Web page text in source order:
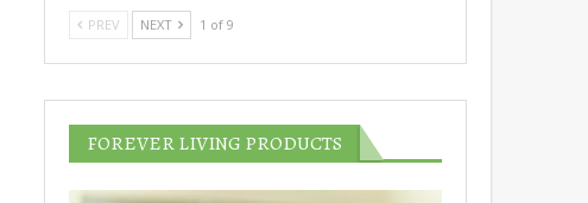
PREV NEXT 1 of 9
FOREVER LIVING PRODUCTS